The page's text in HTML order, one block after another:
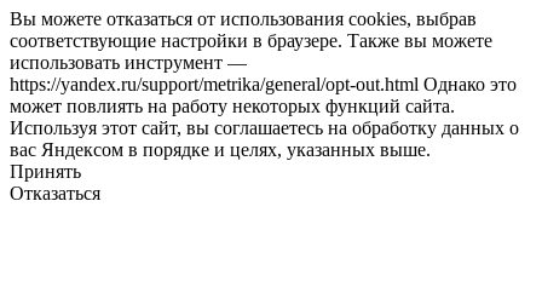
Вы можете отказаться от использования cookies, выбрав
соответствующие настройки в браузере. Также вы можете
использовать инструмент —
https://yandex.ru/support/metrika/general/opt-out.html Однако это
может повлиять на работу некоторых функций сайта.
Используя этот сайт, вы соглашаетесь на обработку данных о
вас Яндексом в порядке и целях, указанных выше.
Принять
Отказаться